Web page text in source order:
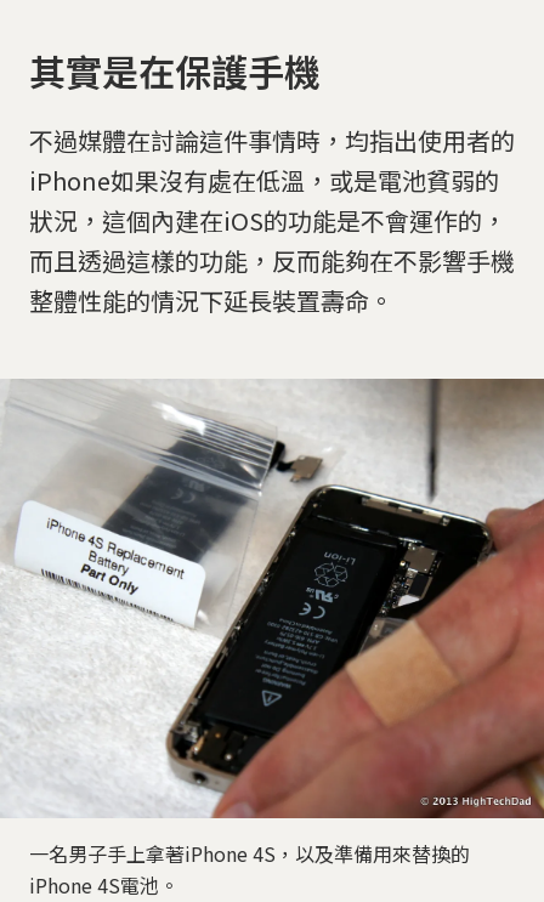
其實是在保護手機
不過媒體在討論這件事情時，均指出使用者的
iPhone如果沒有處在低溫，或是電池貧弱的
狀況，這個內建在iOS的功能是不會運作的，
而且透過這樣的功能，反而能夠在不影響手機
整體性能的情況下延長裝置壽命。
一名男子手上拿著iPhone 4S，以及準備用來替換的
iPhone 4S電池。